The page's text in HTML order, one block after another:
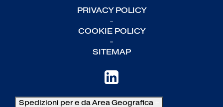
PRIVACY POLICY
-
COOKIE POLICY
-
SITEMAP
Spedizioni per e da Area Geografica